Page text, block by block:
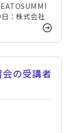
：株式会社
の受講者